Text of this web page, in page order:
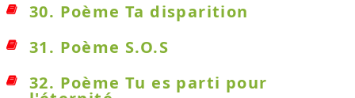
30. Poème Ta disparition
31. Poème S.O.S
32. Poème Tu es parti pour